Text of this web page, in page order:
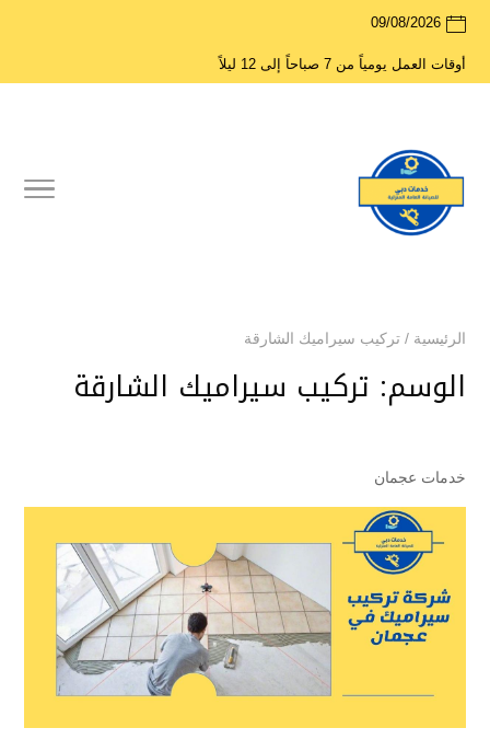
09/08/2026
أوقات العمل يومياً من 7 صباحاً إلى 12 ليلاً
الرئيسية / تركيب سيراميك الشارقة
الوسم: تركيب سيراميك الشارقة
خدمات عجمان